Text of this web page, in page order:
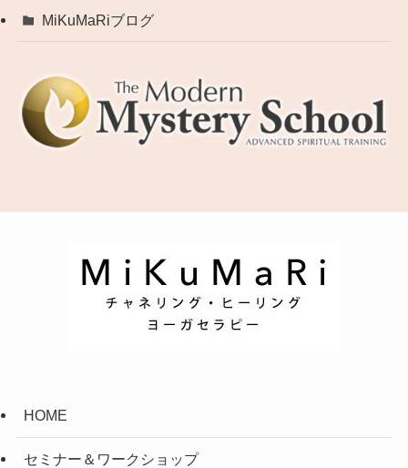
MiKuMaRiブログ
HOME
セミナー＆ワークショップ